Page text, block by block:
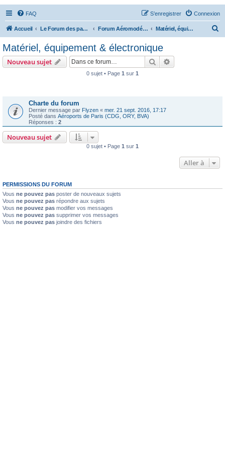
FAQ Connexion
S’enregistrer
Accueil Le Forum des passionnés d'aviation Forum Aéromodélisme Matériel, équipement & électronique
Matériel, équipement & électronique
Nouveau sujet Rechercher
0 sujet • Page 1 sur 1
Charte du forum
Dernier message par Flyzen « mer. 21 sept. 2016, 17:17
Posté dans Aéroports de Paris (CDG, ORY, BVA)
Réponses : 2
Nouveau sujet
0 sujet • Page 1 sur 1
Aller à
PERMISSIONS DU FORUM
Vous ne pouvez pas poster de nouveaux sujets
Vous ne pouvez pas répondre aux sujets
Vous ne pouvez pas modifier vos messages
Vous ne pouvez pas supprimer vos messages
Vous ne pouvez pas joindre des fichiers